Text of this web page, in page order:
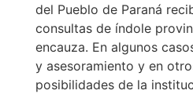
del Pueblo de Paraná
consultas de índole
encauza. En algunos
y asesoramiento y en
posibilidades de la